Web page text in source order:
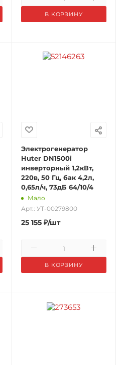
В КОРЗИНУ
Электрогенератор
Huter DN1500i
инверторный 1,2кВт,
220в, 50 Гц, бак 4,2л,
0,65л/ч, 73дБ 64/10/4
Мало
Арт.: УТ-00279800
25 155₽/шт
В КОРЗИНУ